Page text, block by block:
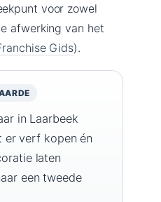
voor zowel
afwerking van het
Gids).
in Laarbeek
er verf kopen én
laten
een tweede